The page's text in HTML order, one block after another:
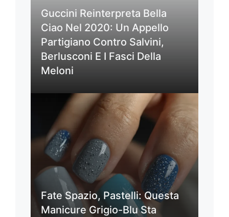
Guccini Reinterpreta Bella
Ciao Nel 2020: Un Appello
Partigiano Contro Salvini,
Berlusconi E I Fasci Della
Meloni
Fate Spazio, Pastelli: Questa
Manicure Grigio-Blu Sta